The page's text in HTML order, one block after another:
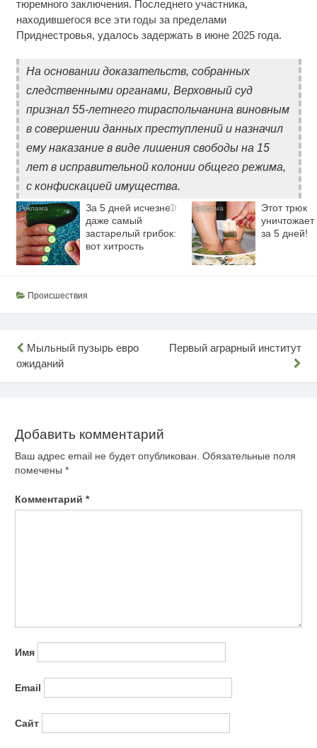
тюремного заключения. Последнего участника,
находившегося все эти годы за пределами
Приднестровья, удалось задержать в июне 2025 года.
На основании доказательств, собранных
следственными органами, Верховный суд
признал 55-летнего тираспольчанина виновным
в совершении данных преступлений и назначил
ему наказание в виде лишения свободы на 15
лет в исправительной колонии общего режима,
с конфискацией имущества.
i
За 5 дней исчезнет
даже самый
застарелый грибок:
вот хитрость
Этот трюк
уничтожает
за 5 дней!
Происшествия
Навигация
по
Мыльный пузырь евро
ожиданий
Первый аграрный институт
Добавить комментарий
Ваш адрес email не будет опубликован. Обязательные поля
помечены *
Комментарий *
Имя
Email
Сайт